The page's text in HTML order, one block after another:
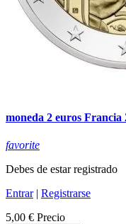
moneda 2 euros Francia
favorite
Debes de estar registrado
Entrar| Registrarse
5,00 € Precio